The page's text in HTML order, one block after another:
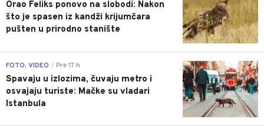
Orao Feliks ponovo na slobodi: Nakon
što je spasen iz kandži krijumčara
pušten u prirodno stanište
0
FOTO, VIDEO Pre 17 h
Spavaju u izlozima, čuvaju metro i
osvajaju turiste: Mačke su vladari
Istanbula